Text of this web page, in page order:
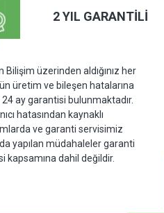
2 YIL GARANTİLİ
Bilişim üzerinden aldığınız her
üretim ve bileşen hatalarına
24 ay garantisi bulunmaktadır.
hatasından kaynaklı
ve garanti servisimiz
yapılan müdahaleler garanti
kapsamına dahil değildir.